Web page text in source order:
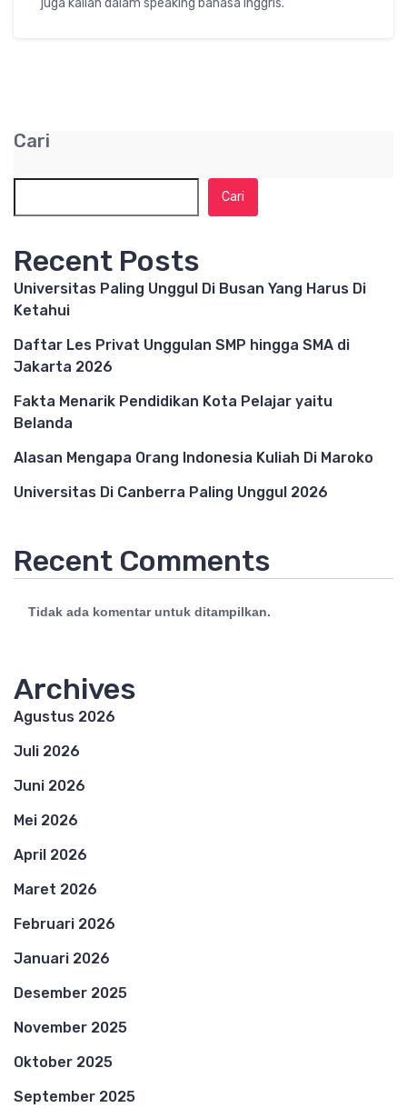
juga kalian dalam speaking bahasa inggris.
Cari
Cari
Recent Posts
Universitas Paling Unggul Di Busan Yang Harus Di
Ketahui
Daftar Les Privat Unggulan SMP hingga SMA di
Jakarta 2026
Fakta Menarik Pendidikan Kota Pelajar yaitu
Belanda
Alasan Mengapa Orang Indonesia Kuliah Di Maroko
Universitas Di Canberra Paling Unggul 2026
Recent Comments
Tidak ada komentar untuk ditampilkan.
Archives
Agustus 2026
Juli 2026
Juni 2026
Mei 2026
April 2026
Maret 2026
Februari 2026
Januari 2026
Desember 2025
November 2025
Oktober 2025
September 2025